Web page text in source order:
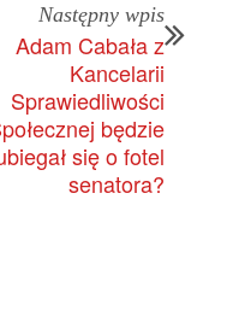
Następny wpis
Adam Cabała z
Kancelarii
Sprawiedliwości
będzie
się o fotel
senatora?